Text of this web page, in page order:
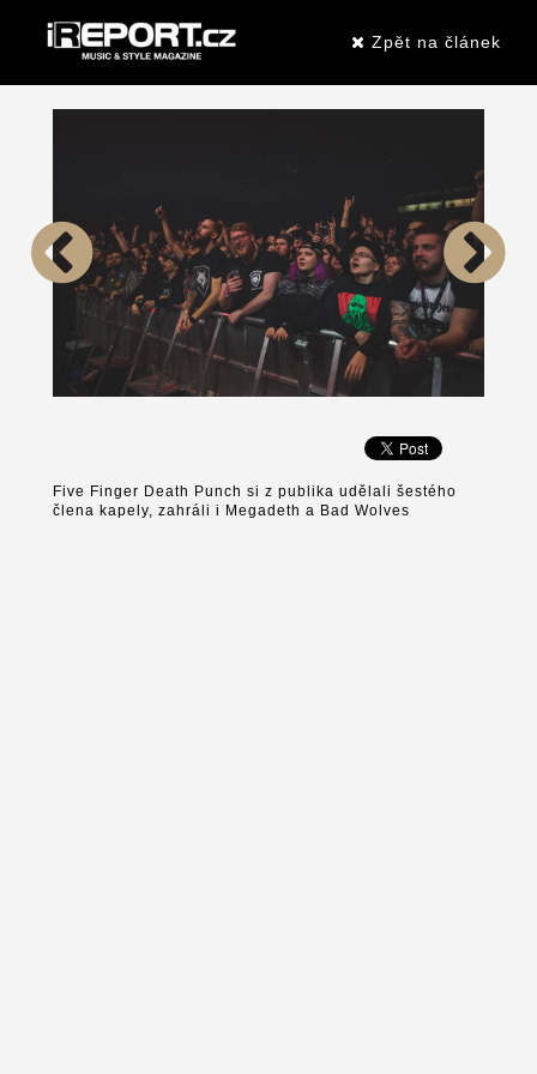
Zpět na článek
Five Finger Death Punch si z publika udělali šestého
člena kapely, zahráli i Megadeth a Bad Wolves